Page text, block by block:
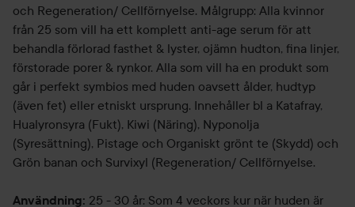
och Regeneration/ Cellförnyelse. Målgrupp: Alla kvinnor
från 25 som vill ha ett komplett anti-age serum för att
behandla förlorad fasthet & lyster, ojämn hudton, fina linjer,
förstorade porer & rynkor. Alla som vill ha en produkt som
går i perfekt symbios med huden oavsett ålder, hudtyp
(även fet) eller etniskt ursprung. Innehåller bl a Katafray,
Hualyronsyra (Fukt), Kiwi (Näring), Nyponolja
(Syresättning), Pistage och Organiskt grönt te (Skydd) och
Grön banan och Survixyl (Regeneration/ Cellförnyelse.
Användning: 25 - 30 år: Som 4 veckors kur när huden är